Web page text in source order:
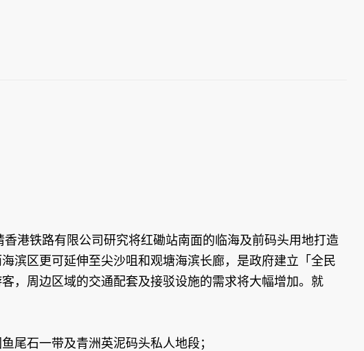
铁路有限公司研究将红磡站南面的临海及前码头用地打造
滨区更可延伸至尖沙咀和观塘海滨长廊，是政府建立「全民
，周边区域的交通配套及接驳设施的需求将大幅增加。就
尾石一带及青洲英泥码头私人地段；